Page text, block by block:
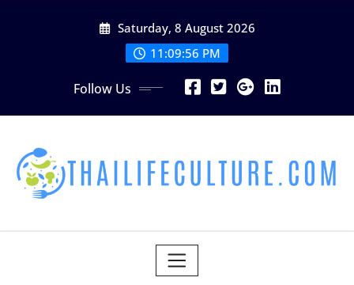
Saturday, 8 August 2026
11:09:58 PM
Follow Us